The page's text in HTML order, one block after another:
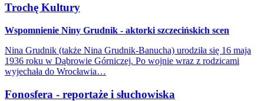
Trochę Kultury
Wspomnienie Niny Grudnik - aktorki szczecińskich scen
Nina Grudnik (także Nina Grudnik-Banucha) urodziła się 16 maja
1936 roku w Dąbrowie Górniczej. Po wojnie wraz z rodzicami
wyjechała do Wrocławia…
Fonosfera - reportaże i słuchowiska